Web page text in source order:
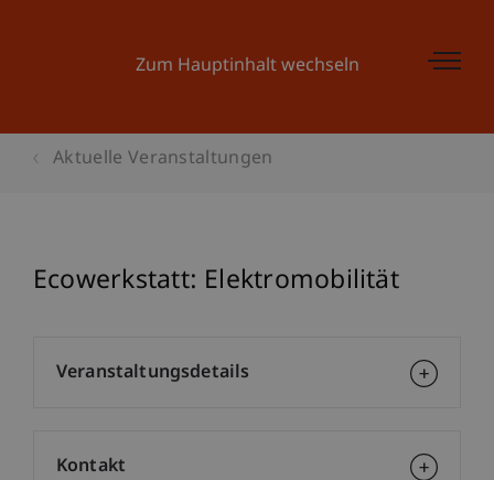
Zum Hauptinhalt wechseln
Aktuelle Veranstaltungen
Ecowerkstatt: Elektromobilität
Veranstaltungsdetails
Kontakt